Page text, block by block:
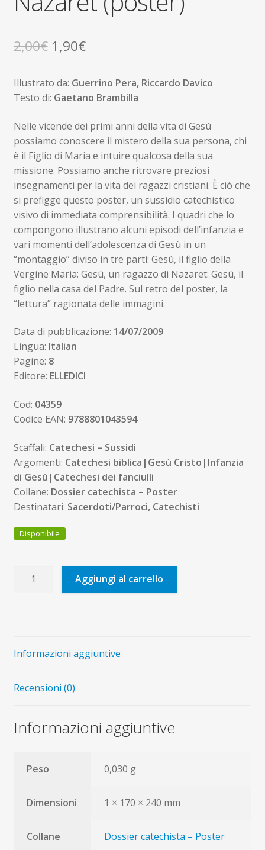
2,00€ Il
originale
2,00€.
1,90€Il
attuale
1,90€.
Illustrato da: Guerrino Pera, Riccardo Davico
Testo di: Gaetano Brambilla
Nelle vicende dei primi anni della vita di Gesù
possiamo conoscere il mistero della sua persona, chi
è il Figlio di Maria e intuire qualcosa della sua
missione. Possiamo anche ritrovare preziosi
insegnamenti per la vita dei ragazzi cristiani. È ciò che
si prefigge questo poster, un sussidio catechistico
visivo di immediata comprensibilità. I quadri che lo
compongono illustrano alcuni episodi dell’infanzia e
vari momenti dell’adolescenza di Gesù in un
“montaggio” diviso in tre parti: Gesù, il figlio della
Vergine Maria: Gesù, un ragazzo di Nazaret: Gesù, il
figlio nella casa del Padre. Sul retro del poster, la
“lettura” ragionata delle immagini.
Data di pubblicazione: 14/07/2009
Lingua: Italian
Pagine: 8
Editore: ELLEDICI
Cod: 04359
Codice EAN: 9788801043594
Scaffali: Catechesi – Sussidi
Argomenti: Catechesi biblica|Gesù Cristo|Infanzia
di Gesù|Catechesi dei fanciulli
Collane: Dossier catechista – Poster
Destinatari: Sacerdoti/Parroci, Catechisti
Disponibile
Gesù
quantità
Aggiungi al carrello
Informazioni aggiuntive
Recensioni (0)
Informazioni aggiuntive
Peso 0,030 g
Dimensioni 1 × 170 × 240 mm
Collane Dossier catechista – Poster